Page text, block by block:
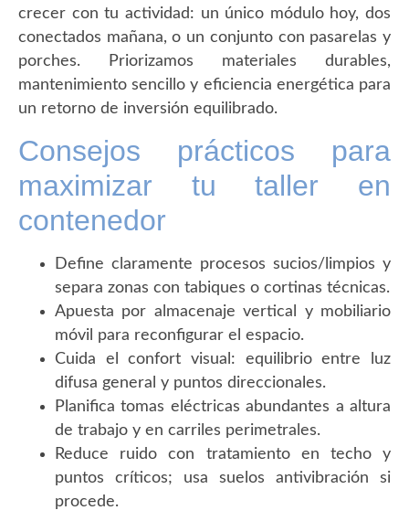
crecer con tu actividad: un único módulo hoy, dos
conectados mañana, o un conjunto con pasarelas y
porches. Priorizamos materiales durables,
mantenimiento sencillo y eficiencia energética para
un retorno de inversión equilibrado.
Consejos prácticos para
maximizar tu taller en
contenedor
Define claramente procesos sucios/limpios y
separa zonas con tabiques o cortinas técnicas.
Apuesta por almacenaje vertical y mobiliario
móvil para reconfigurar el espacio.
Cuida el confort visual: equilibrio entre luz
difusa general y puntos direccionales.
Planifica tomas eléctricas abundantes a altura
de trabajo y en carriles perimetrales.
Reduce ruido con tratamiento en techo y
puntos críticos; usa suelos antivibración si
procede.